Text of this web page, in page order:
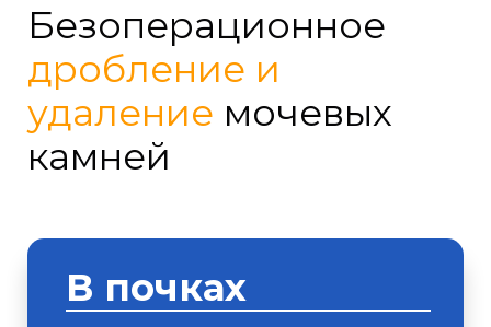
Безоперационное
дробление и
удаление мочевых
камней
В почках